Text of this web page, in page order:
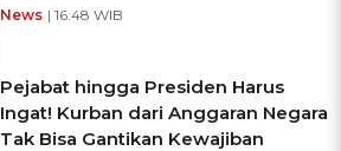
News | 16:48 WIB
Pejabat hingga Presiden Harus
Ingat! Kurban dari Anggaran Negara
Tak Bisa Gantikan Kewajiban